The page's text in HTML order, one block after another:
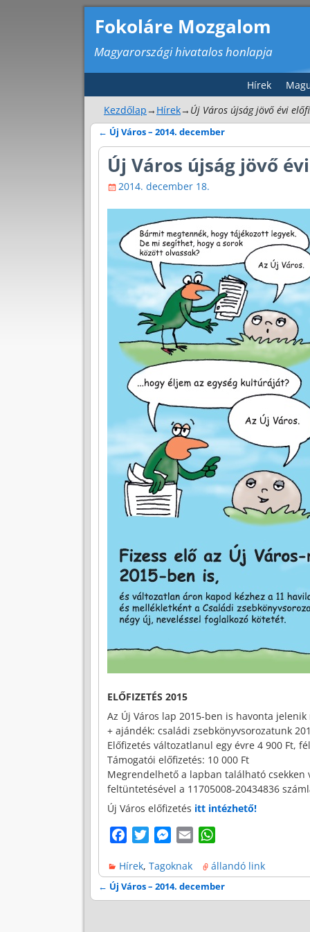
Fokoláre Mozgalom
Magyarországi hivatalos honlapja
Hírek
Kezdőlap→ Hírek→ Új Város újság jövő évi
Bejegyzés navigáció
← Új Város – 2014. december
Új Város újság jövő
2014. december 18.
ELŐFIZETÉS 2015
Az Új Város lap 2015-ben is havonta jelenik
+ ajándék: családi zsebkönyvsorozatunk
Előfizetés változatlanul egy évre 4 900 Ft,
Támogatói előfizetés: 10 000 Ft
Megrendelhető a lapban található csekken
feltüntetésével a 11705008-20434836
Új Város előfizetés itt intézhető!
c
e
b
i
t
t
M
s
s
e
i
l
a
t
s
Hírek,Tagoknak állandó link
Bejegyzés navigáció
← Új Város – 2014. december